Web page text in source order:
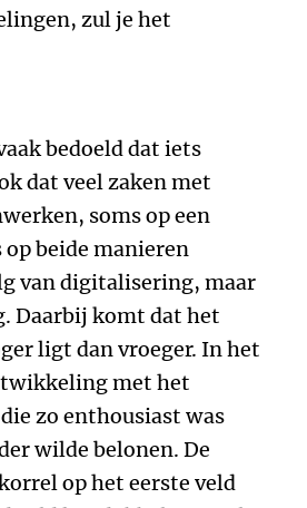
zul je het
bedoeld dat iets
dat veel zaken met
soms op een
beide manieren
van digitalisering, maar
Daarbij komt dat het
ligt dan vroeger. In het
met het
zo enthousiast was
wilde belonen. De
op het eerste veld